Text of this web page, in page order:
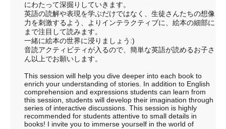
にわたって深掘りしていきます。
英語の読解や表現を学ぶだけではなく、生徒さんたちの想像
力を刺激するよう、よりインテラクティブに、絵本の細部に
まで注目して読みます。
一緒に絵本の世界に浸りましょう:)
音読アクティビティが入るので、簡単な英語が読めるお子さ
ん以上でお願いします。
This session will help you dive deeper into each book to
enrich your understanding of stories. In addition to English
comprehension and expressions students can learn from
this session, students will develop their imagination through
series of interactive discussions. This session is highly
recommended for students attentive to small details in
books! I invite you to immerse yourself in the world of